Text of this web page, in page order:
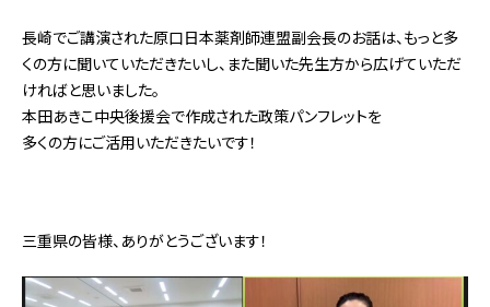
長崎でご講演された原口日本薬剤師連盟副会長のお話は、もっと多
くの方に聞いていただきたいし、また聞いた先生方から広げていただ
ければと思いました。
本田あきこ中央後援会で作成された政策パンフレットを
多くの方にご活用いただきたいです！
三重県の皆様、ありがとうございます！